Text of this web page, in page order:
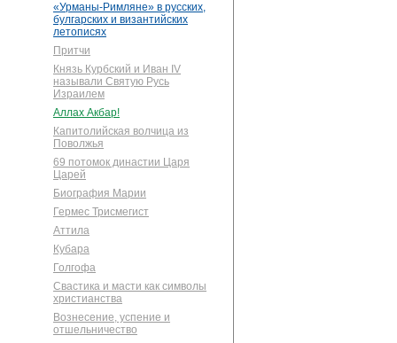
«Урманы-Римляне» в русских,
булгарских и византийских
летописях
Притчи
Князь Курбский и Иван IV
называли Святую Русь
Израилем
Аллах Акбар!
Капитолийская волчица из
Поволжья
69 потомок династии Царя
Царей
Биография Марии
Гермес Трисмегист
Аттила
Кубара
Голгофа
Свастика и масти как символы
христианства
Вознесение, успение и
отшельничество